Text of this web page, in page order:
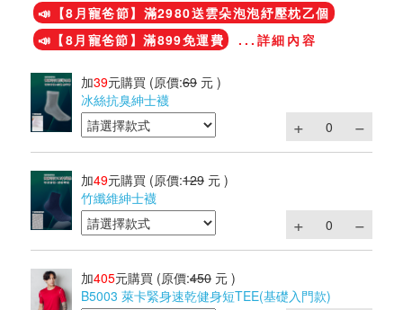
📣【8月寵爸節】滿2980送雲朵泡泡紓壓枕乙個
📣【8月寵爸節】滿899免運費
...詳細內容
加39元購買 (原價:69 元 )
冰絲抗臭紳士襪
加49元購買 (原價:129 元 )
竹纖維紳士襪
加405元購買 (原價:450 元 )
B5003 萊卡緊身速乾健身短TEE(基礎入門款)